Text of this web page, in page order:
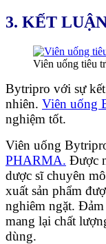
3. KẾT
Viên uống tiêu
Bytripro với sự
nhiên. Viên uống
nghiệm tốt.
Viên uống
PHARMA. Được
dược sĩ chuyên
xuất sản phẩm
nghiêm ngặt.
mang lại chất
dùng.